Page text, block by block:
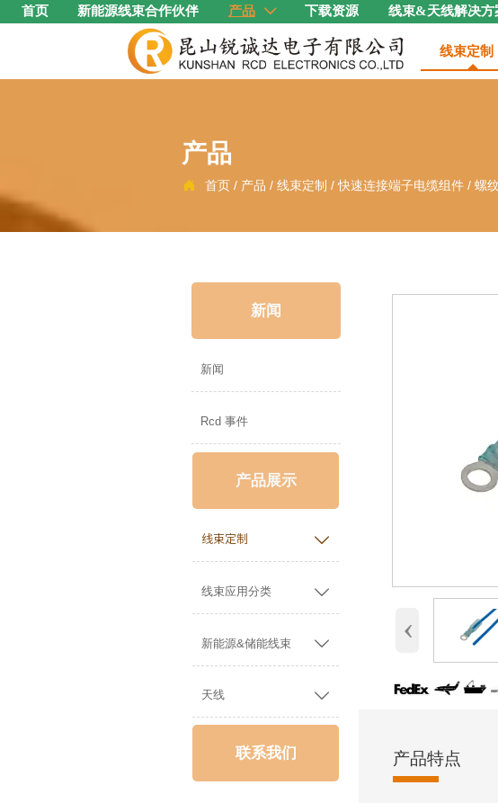
首页 新能源线束合作伙伴 产品  下载资源 线束&天线解决方
线束定制
产品
 首页 / 产品 /线束定制 /快速连接端子电缆组件 /螺
新闻
新闻
Rcd 事件
产品展示
线束定制 
线束应用分类 
新能源&储能线束 
天线 
联系我们
‹
产品特点